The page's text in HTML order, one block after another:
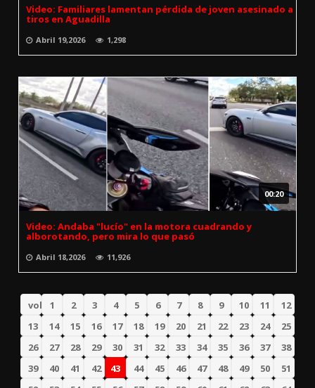
Video: Familiares lamentan pérdida de joven asesinado a
tiros en Aguadilla
Abril 19,2026 1,298
00:20
Video: Andaba "lucío" en la motora cuadrando y
alborotando, pero mira lo que pasó
Abril 18,2026 11,926
volver
1 2 3 4 5 6 7 8 9 10 11
12
13
14 15 16 17 18 19 20 21 22 23 24
25
26
27 28 29 30 31 32 33 34 35 36 37
38
39
40 41 42 43 44 45 46 47 48 49 50
51